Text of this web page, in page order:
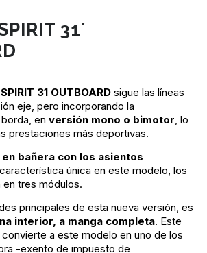
31´
31 OUTBOARD sigue las líneas
eje, pero incorporando la
en versión mono o bimotor, lo
prestaciones más deportivas.
bañera con los asientos
única en este modelo, los
tres módulos.
principales de esta nueva versión, es
interior, a manga completa. Este
a este modelo en uno de los
-exento de impuesto de